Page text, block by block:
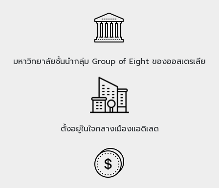
มหาวิทยาลัยชั้นนำกลุ่ม Group of Eight ของออสเตรเลีย
ตั้งอยู่ในใจกลางเมืองแอดิเลด